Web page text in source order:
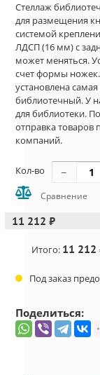
Стеллаж
для размещения
системой
ЛДСП (16 мм) с
может меняться.
счет формы
установлена
библиотечный. У
для библиотеки.
отправка
компаний.
Кол-во
Сравнение
11 212 ₽
Итого: 11 212
Под заказ
Поделиться: